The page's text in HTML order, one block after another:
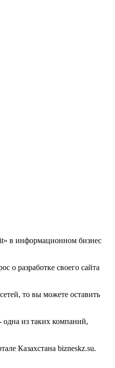
в информационном бизнес
о разработке своего сайта
то вы можете оставить
из таких компаний,
Казахстана bizneskz.su.